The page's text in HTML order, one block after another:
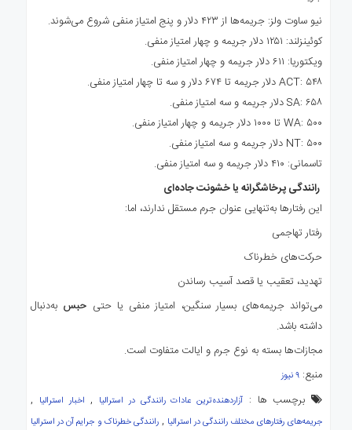
نیو ساوت ولز: جریمه‌ها از ۴۲۳ دلار و پنج امتیاز منفی شروع می‌شوند.
کوئینزلند: ۱۲۵۱ دلار جریمه و چهار امتیاز منفی.
ویکتوریا: ۶۱۱ دلار جریمه و چهار امتیاز منفی.
ACT: ۵۴۸ دلار جریمه تا ۶۷۴ دلار و سه تا چهار امتیاز منفی.
SA: ۶۵۸ دلار جریمه و سه امتیاز منفی.
WA: ۵۰۰ تا ۱۰۰۰ دلار جریمه و چهار امتیاز منفی.
NT: ۵۰۰ دلار جریمه و سه امتیاز منفی.
تاسمانی: ۴۱۰ دلار جریمه و سه امتیاز منفی.
رانندگی پرخاشگرانه یا خشونت جاده‌ای
این رفتارها به‌تنهایی عنوان جرم مستقل ندارند، اما:
رفتار تهاجمی
حرکت‌های خطرناک
تهدید، تعقیب یا قصد آسیب رساندن
می‌تواند جریمه‌های بسیار سنگین، امتیاز منفی یا حتی حبس به‌دنبال
داشته باشد.
مجازات‌ها بسته به نوع جرم و ایالت متفاوت است.
منبع: ۹ نیوز
برچسب ها : آزاردهنده‌ترین عادات رانندگی در استرالیا , اخبار استرالیا ,
جریمه‌های رفتارهای مختلف رانندگی در استرالیا ,رانندگی خطرناک و جرایم آن در استرالیا